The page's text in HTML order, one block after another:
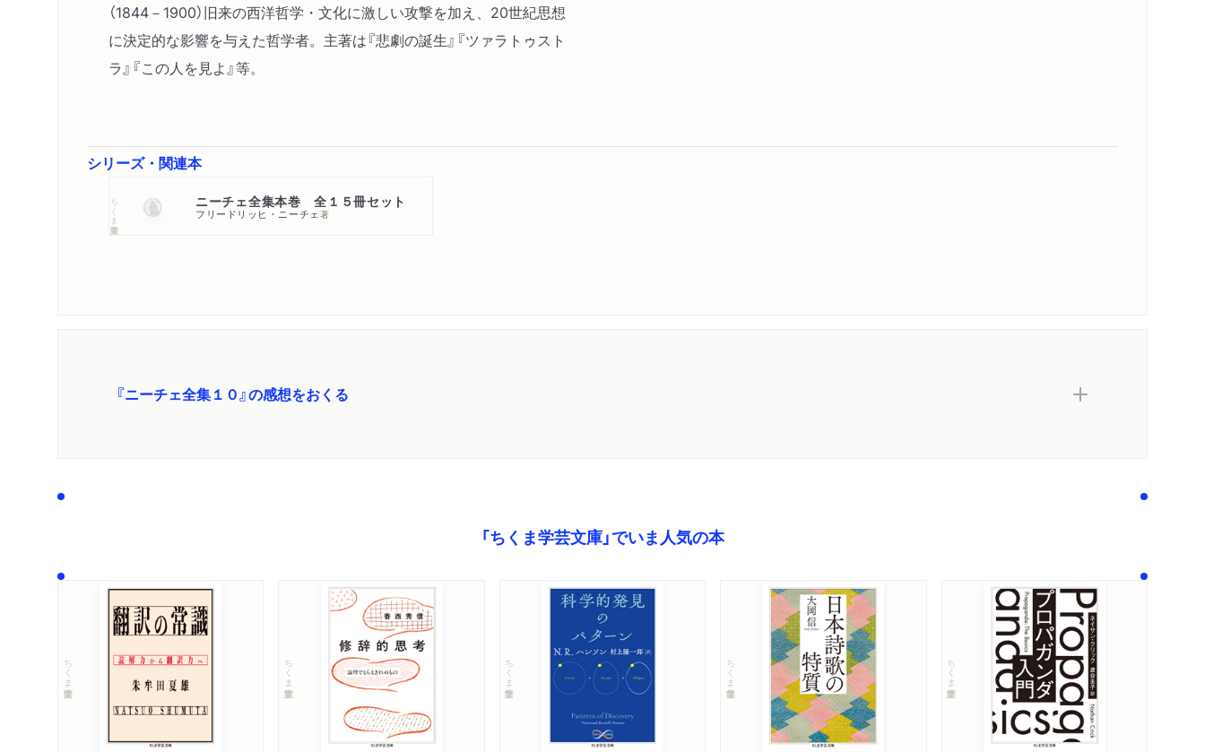
（1844－1900）旧来の西洋哲学・文化に激しい攻撃を加え、20世紀思想
に決定的な影響を与えた哲学者。主著は『悲劇の誕生』『ツァラトゥスト
ラ』『この人を見よ』等。
シリーズ・関連本
ちくま学芸文庫 ニーチェ全集本巻 全１５冊セット
フリードリッヒ・ニーチェ著
『ニーチェ全集１０』の感想をおくる
「ちくま学芸文庫」でいま人気の本
ちくま学芸文庫 ちくま学芸文庫 ちくま学芸文庫 ちくま学芸文庫 ちくま学芸文庫